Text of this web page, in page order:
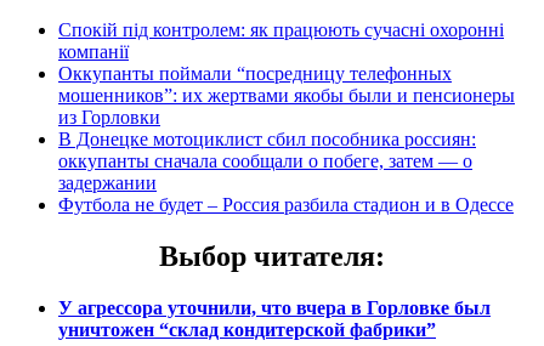
Спокій під контролем: як працюють сучасні охоронні
компанії
Оккупанты поймали “посредницу телефонных
мошенников”: их жертвами якобы были и пенсионеры
из Горловки
В Донецке мотоциклист сбил пособника россиян:
оккупанты сначала сообщали о побеге, затем — о
задержании
Футбола не будет – Россия разбила стадион и в Одессе
Выбор читателя:
У агрессора уточнили, что вчера в Горловке был
уничтожен “склад кондитерской фабрики”